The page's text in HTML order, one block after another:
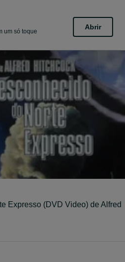
um só toque
Abrir
Expresso (DVD Video) de Alfred